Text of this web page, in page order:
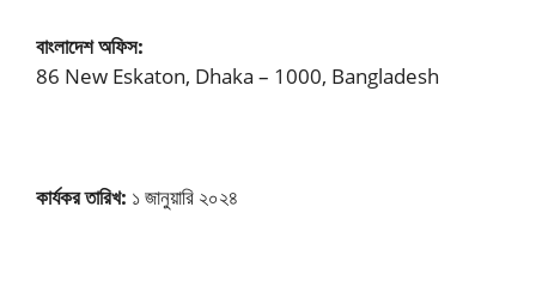
বাংলাদেশ অফিস:
86 New Eskaton, Dhaka – 1000, Bangladesh
কার্যকর তারিখ: ১ জানুয়ারি ২০২৪